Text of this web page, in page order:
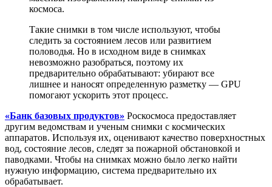
космоса.
Такие снимки в том числе используют, чтобы
следить за состоянием лесов или развитием
половодья. Но в исходном виде в снимках
невозможно разобраться, поэтому их
предварительно обрабатывают: убирают все
лишнее и наносят определенную разметку — GPU
помогают ускорить этот процесс.
«Банк базовых продуктов» Роскосмоса предоставляет
другим ведомствам и ученым снимки с космических
аппаратов. Используя их, оценивают качество поверхностных
вод, состояние лесов, следят за пожарной обстановкой и
паводками. Чтобы на снимках можно было легко найти
нужную информацию, система предварительно их
обрабатывает.